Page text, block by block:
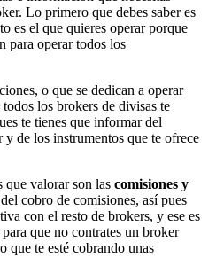
Lo primero que debes saber es
es el que quieres operar porque
para operar todos los
o que se dedican a operar
los brokers de divisas te
te tienes que informar del
y de los instrumentos que te ofrece
que valorar son las comisiones y
cobro de comisiones, así pues
con el resto de brokers, y ese es
que no contrates un broker
que te esté cobrando unas